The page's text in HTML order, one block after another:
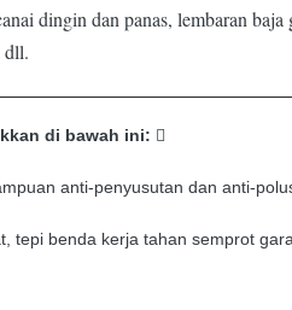
dingin dan panas, lembaran
dll.
di bawah ini: 
anti-penyusutan dan anti-
tepi benda kerja tahan semprot